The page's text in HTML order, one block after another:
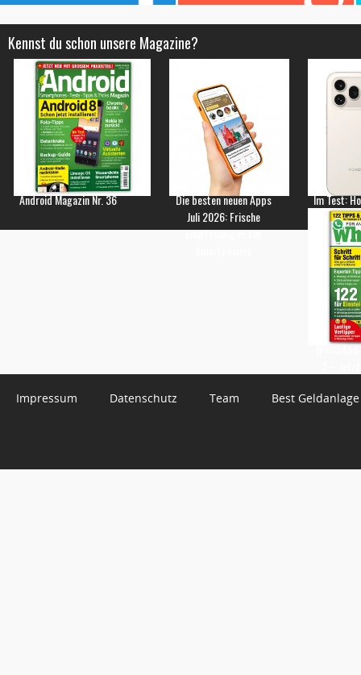
Kennst du schon unsere Magazine?
Android Magazin Nr. 36
Die besten neuen Apps
Juli 2026: Frische
Empfehlungen für
Im Test:
Impressum Datenschutz Team Best Geldanlage